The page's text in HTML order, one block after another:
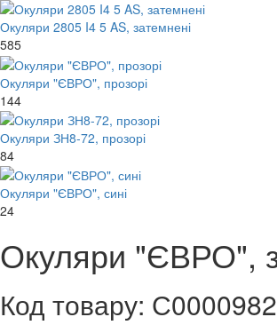
Окуляри 2805 I4 5 AS, затемнені
585
Окуляри "ЄВРО", прозорі
144
Окуляри ЗН8-72, прозорі
84
Окуляри "ЄВРО", сині
24
Окуляри "ЄВРО",
Код товару: С0000982